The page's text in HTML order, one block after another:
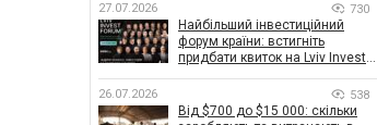
27.07.2026 730
Найбільший інвестиційний
форум країни: встигніть
придбати квиток на Lviv Invest
26.07.2026 538
Від $700 до $15 000: скільки